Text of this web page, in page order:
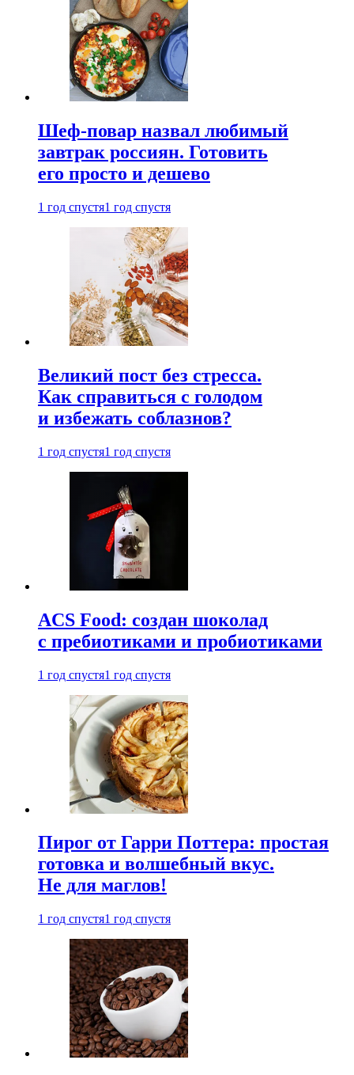
Шеф-повар назвал любимый
завтрак россиян. Готовить
его просто и дешево
1 год спустя1 год спустя
Великий пост без стресса.
Как справиться с голодом
и избежать соблазнов?
1 год спустя1 год спустя
ACS Food: создан шоколад
с пребиотиками и пробиотиками
1 год спустя1 год спустя
Пирог от Гарри Поттера: простая
готовка и волшебный вкус.
Не для маглов!
1 год спустя1 год спустя